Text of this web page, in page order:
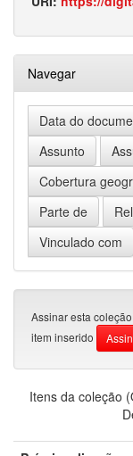
Navegar
Assinar esta
item inserido
Itens da coleção